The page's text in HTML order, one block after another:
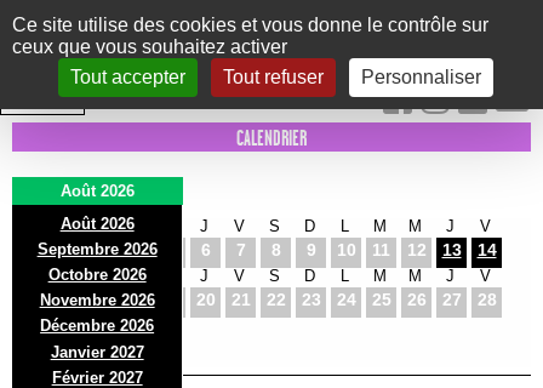
Panneau de gestion des cookies
Ce site utilise des cookies et vous donne le contrôle sur
ceux que vous souhaitez activer
Tout accepter
Tout refuser Personnaliser
Le Marni
CONCERTS DANSE/CIRQUE THÉÂTRE KIDS EXPOS EVENTS
INTRA MUROS
CALENDRIER
Août 2026
Août 2026
Septembre 2026
Octobre 2026
Novembre 2026
Décembre 2026
Janvier 2027
Février 2027
D
2
L
3
M
4
J
6
V
7
S
8
D
9 10
M
11
M
12
J
13
V
14
D
16
L
17
M
18
J
20
V
21
S
22
D
23 24
M
25
M
26
J
27
V
28
D
30
L
31